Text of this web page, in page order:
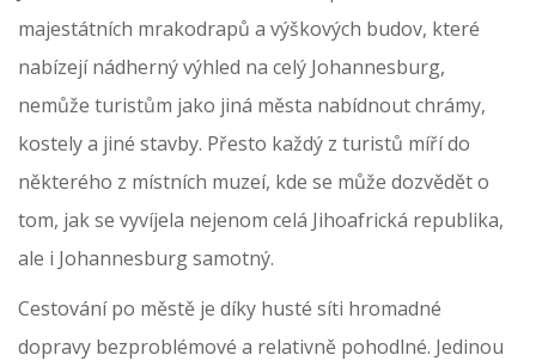
majestátních mrakodrapů a výškových budov, které
nabízejí nádherný výhled na celý Johannesburg,
nemůže turistům jako jiná města nabídnout chrámy,
kostely a jiné stavby. Přesto každý z turistů míří do
některého z místních muzeí, kde se může dozvědět o
tom, jak se vyvíjela nejenom celá Jihoafrická republika,
ale i Johannesburg samotný.
Cestování po městě je díky husté síti hromadné
dopravy bezproblémové a relativně pohodlné. Jedinou